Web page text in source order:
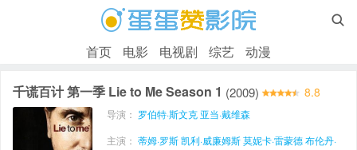

首页 电影 电视剧 综艺 动漫
千谎百计 第一季 Lie to Me Season 1 (2009) 8.8
导演： 罗伯特·斯文克 亚当·戴维森
主演： 蒂姆·罗斯凯利·威廉姆斯莫妮卡·雷蒙德布伦丹·